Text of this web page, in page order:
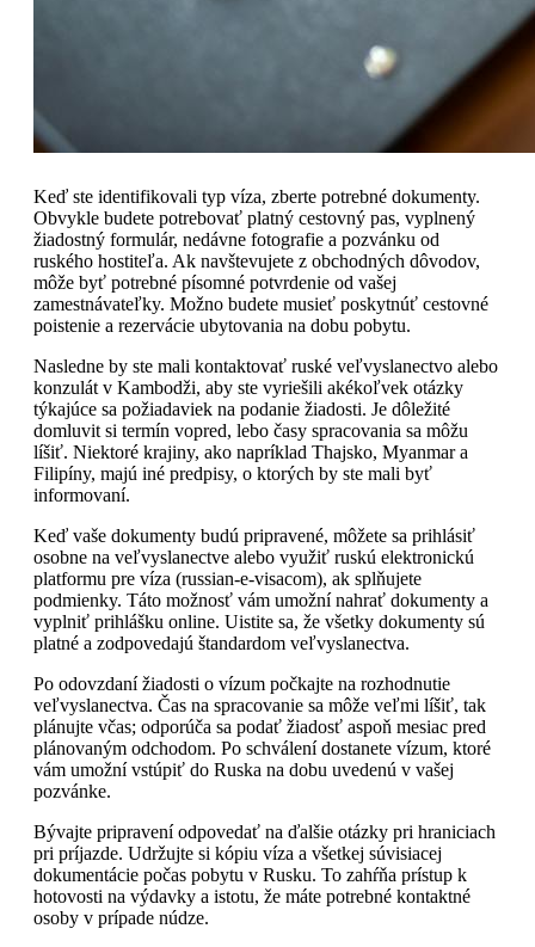
Keď ste identifikovali typ víza, zberte potrebné dokumenty.
Obvykle budete potrebovať platný cestovný pas, vyplnený
žiadostný formulár, nedávne fotografie a pozvánku od
ruského hostiteľa. Ak navštevujete z obchodných dôvodov,
môže byť potrebné písomné potvrdenie od vašej
zamestnávateľky. Možno budete musieť poskytnúť cestovné
poistenie a rezervácie ubytovania na dobu pobytu.
Nasledne by ste mali kontaktovať ruské veľvyslanectvo alebo
konzulát v Kambodži, aby ste vyriešili akékoľvek otázky
týkajúce sa požiadaviek na podanie žiadosti. Je dôležité
domluvit si termín vopred, lebo časy spracovania sa môžu
líšiť. Niektoré krajiny, ako napríklad Thajsko, Myanmar a
Filipíny, majú iné predpisy, o ktorých by ste mali byť
informovaní.
Keď vaše dokumenty budú pripravené, môžete sa prihlásiť
osobne na veľvyslanectve alebo využiť ruskú elektronickú
platformu pre víza (russian-e-visacom), ak splňujete
podmienky. Táto možnosť vám umožní nahrať dokumenty a
vyplniť prihlášku online. Uistite sa, že všetky dokumenty sú
platné a zodpovedajú štandardom veľvyslanectva.
Po odovzdaní žiadosti o vízum počkajte na rozhodnutie
veľvyslanectva. Čas na spracovanie sa môže veľmi líšiť, tak
plánujte včas; odporúča sa podať žiadosť aspoň mesiac pred
plánovaným odchodom. Po schválení dostanete vízum, ktoré
vám umožní vstúpiť do Ruska na dobu uvedenú v vašej
pozvánke.
Bývajte pripravení odpovedať na ďalšie otázky pri hraniciach
pri príjazde. Udržujte si kópiu víza a všetkej súvisiacej
dokumentácie počas pobytu v Rusku. To zahŕňa prístup k
hotovosti na výdavky a istotu, že máte potrebné kontaktné
osoby v prípade núdze.